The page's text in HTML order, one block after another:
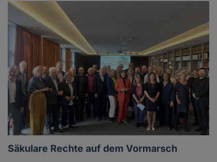
Säkulare Rechte auf dem Vormarsch